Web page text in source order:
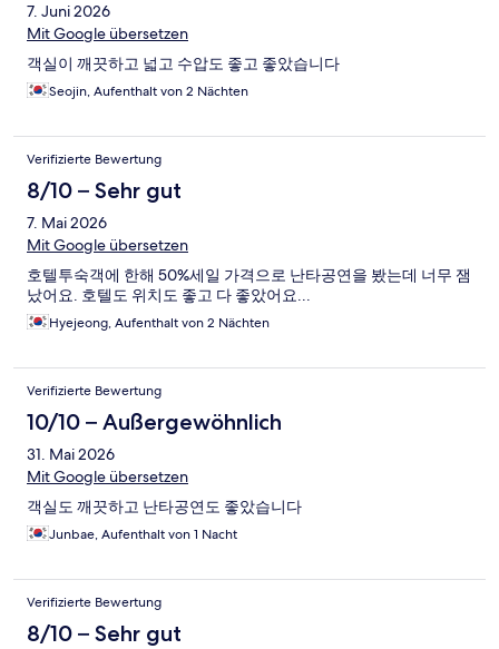
7. Juni 2026
Mit Google übersetzen
객실이 깨끗하고 넓고 수압도 좋고 좋았습니다
Seojin, Aufenthalt von 2 Nächten
Verifizierte Bewertung
8/10 – Sehr gut
7. Mai 2026
Mit Google übersetzen
호텔투숙객에 한해 50%세일 가격으로 난타공연을 봤는데 너무 잼
났어요. 호텔도 위치도 좋고 다 좋았어요...
Hyejeong, Aufenthalt von 2 Nächten
Verifizierte Bewertung
10/10 – Außergewöhnlich
31. Mai 2026
Mit Google übersetzen
객실도 깨끗하고 난타공연도 좋았습니다
Junbae, Aufenthalt von 1 Nacht
Verifizierte Bewertung
8/10 – Sehr gut